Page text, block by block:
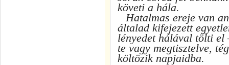
követi a hála.
Hatalmas ereje van
általad kifejezett
lényedet há­lával tölti el
te vagy megtisz­telve,
költözik napjaidba.